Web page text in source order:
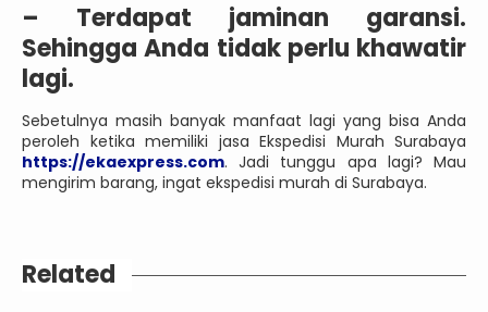
– Terdapat jaminan garansi.
Sehingga Anda tidak perlu khawatir
lagi.
Sebetulnya masih banyak manfaat lagi yang bisa Anda
peroleh ketika memiliki jasa Ekspedisi Murah Surabaya
https://ekaexpress.com. Jadi tunggu apa lagi? Mau
mengirim barang, ingat ekspedisi murah di Surabaya.
Related